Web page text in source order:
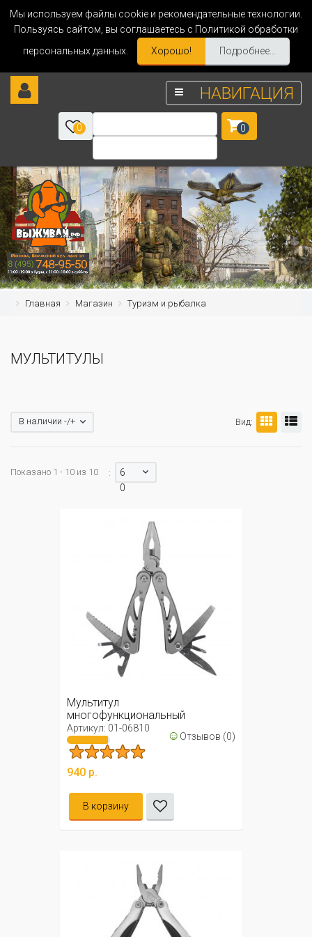
Мы используем файлы cookie и рекомендательные технологии.
Пользуясь сайтом, вы соглашаетесь с Политикой обработки
персональных данных.
Хорошо! Подробнее...
НАВИГАЦИЯ
0 0
Главная Магазин Туризм и рыбалка
МУЛЬТИТУЛЫ
Вид:
В наличии -/+
Показано 1 - 10 из 10 :
6
0
Мультитул
многофункциональный
раскладной 10в1 в чехле / ...
Артикул: 01-06810 ☺ Отзывов (0)
940 р.
В корзину